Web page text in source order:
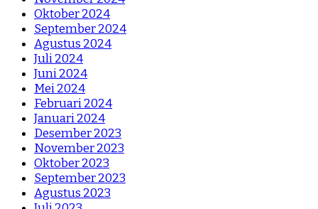
Oktober 2024
September 2024
Agustus 2024
Juli 2024
Juni 2024
Mei 2024
Februari 2024
Januari 2024
Desember 2023
November 2023
Oktober 2023
September 2023
Agustus 2023